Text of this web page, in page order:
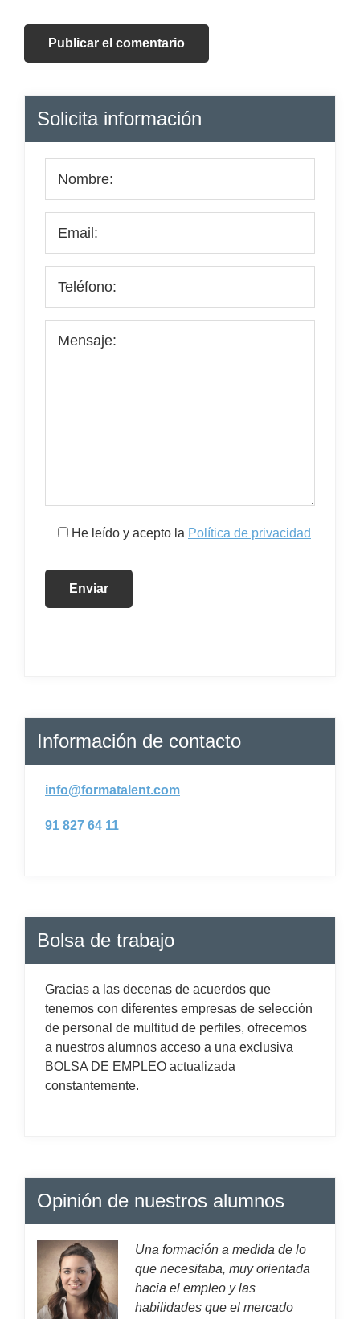
Barra
lateral
principal
Solicita información
He leído y acepto la Política de privacidad
Información de contacto
info@formatalent.com
91 827 64 11
Bolsa de trabajo
Gracias a las decenas de acuerdos que
tenemos con diferentes empresas de selección
de personal de multitud de perfiles, ofrecemos
a nuestros alumnos acceso a una exclusiva
BOLSA DE EMPLEO actualizada
constantemente.
Opinión de nuestros alumnos
Una formación a medida de lo
que necesitaba, muy orientada
hacia el empleo y las
habilidades que el mercado